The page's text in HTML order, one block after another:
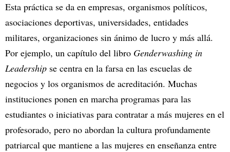
Esta práctica se da en empresas, organismos políticos,
asociaciones deportivas, universidades, entidades
militares, organizaciones sin ánimo de lucro y más allá.
Por ejemplo, un capítulo del libro Genderwashing in
Leadership se centra en la farsa en las escuelas de
negocios y los organismos de acreditación. Muchas
instituciones ponen en marcha programas para las
estudiantes o iniciativas para contratar a más mujeres en el
profesorado, pero no abordan la cultura profundamente
patriarcal que mantiene a las mujeres en enseñanza entre